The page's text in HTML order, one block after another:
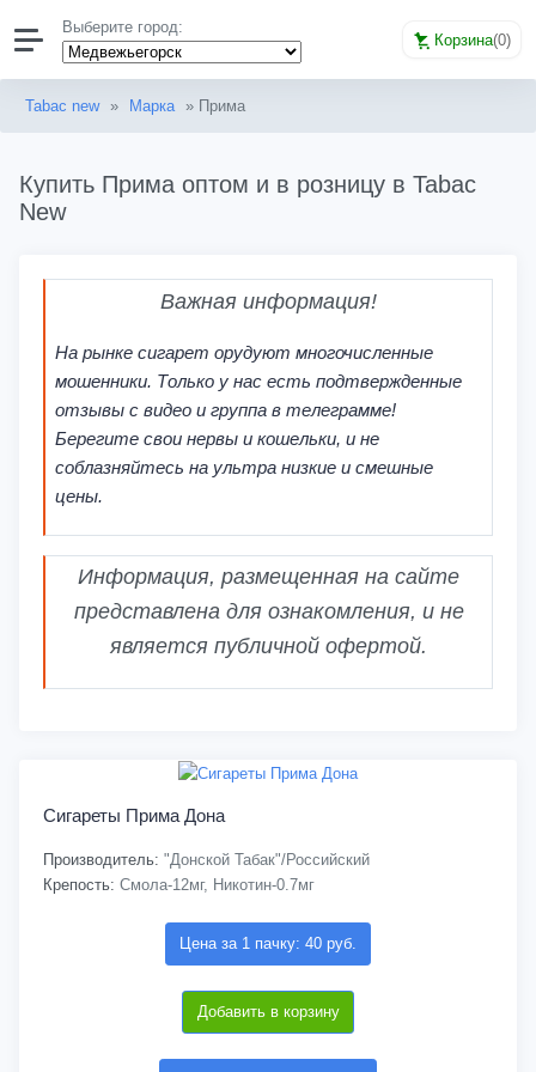
Выберите город:
Корзина(0)
Tabac new » Марка » Прима
Купить Прима оптом и в розницу в Tabac
New
Важная информация!
На рынке сигарет орудуют многочисленные
мошенники. Только у нас есть подтвержденные
отзывы с видео и группа в телеграмме!
Берегите свои нервы и кошельки, и не
соблазняйтесь на ультра низкие и смешные
цены.
Информация, размещенная на сайте
представлена для ознакомления, и не
является публичной офертой.
Сигареты Прима Дона
Производитель: "Донской Табак"/Российский
Крепость: Смола-12мг, Никотин-0.7мг
Цена за 1 пачку: 40 руб.
Добавить в корзину